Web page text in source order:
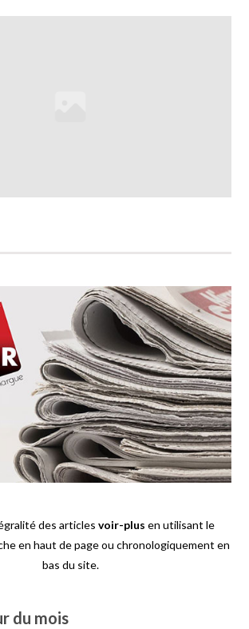
des articles voir-plus en utilisant le
en haut de page ou chronologiquement en
bas du site.
du mois